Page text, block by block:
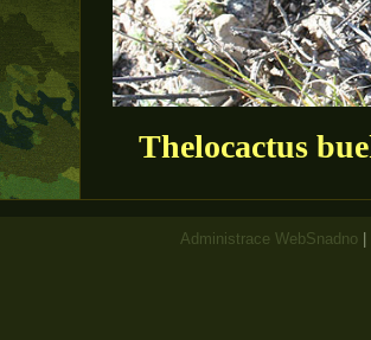
Thelocactus
Administrace WebSnadno|